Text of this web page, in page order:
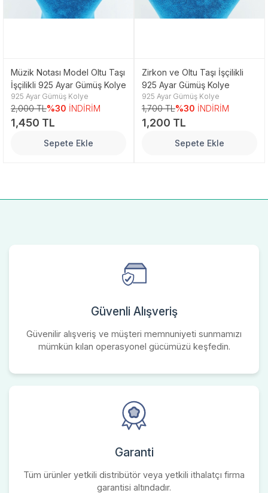
Müzik Notası Model Oltu Taşı
İşçilikli 925 Ayar Gümüş Kolye
925 Ayar Gümüş Kolye
2,000 TL%30 İNDİRİM
1,450 TL
Sepete Ekle
Zirkon ve Oltu Taşı İşçilikli
925 Ayar Gümüş Kolye
925 Ayar Gümüş Kolye
1,700 TL%30 İNDİRİM
1,200 TL
Sepete Ekle
Güvenli Alışveriş
Güvenilir alışveriş ve müşteri memnuniyeti sunmamızı
mümkün kılan operasyonel gücümüzü keşfedin.
Garanti
Tüm ürünler yetkili distribütör veya yetkili ithalatçı firma
garantisi altındadır.